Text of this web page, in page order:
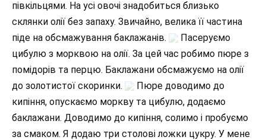
півкільцями. На усі овочі знадобиться близько
склянки олії без запаху. Звичайно, велика її частина
піде на обсмажування баклажанів.
Пасеруємо
цибулю з морквою на олії. За цей час робимо пюре з
помідорів та перцю. Баклажани обсмажуємо на олії
до золотистої скоринки.
Пюре доводимо до
кипіння, опускаємо моркву та цибулю, додаємо
баклажани. Доводимо до кипіння, солимо і пробуємо
за смаком. Я додаю три столові ложки цукру. У мене